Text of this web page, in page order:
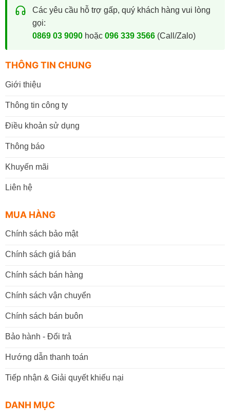
Các yêu cầu hỗ trợ gấp, quý khách hàng vui lòng
gọi:
0869 03 9090hoặc 096 339 3566(Call/Zalo)
THÔNG TIN CHUNG
Giới thiệu
Thông tin công ty
Điều khoản sử dụng
Thông báo
Khuyến mãi
Liên hệ
MUA HÀNG
Chính sách bảo mật
Chính sách giá bán
Chính sách bán hàng
Chính sách vận chuyển
Chính sách bán buôn
Bảo hành - Đổi trả
Hướng dẫn thanh toán
Tiếp nhận & Giải quyết khiếu nại
DANH MỤC